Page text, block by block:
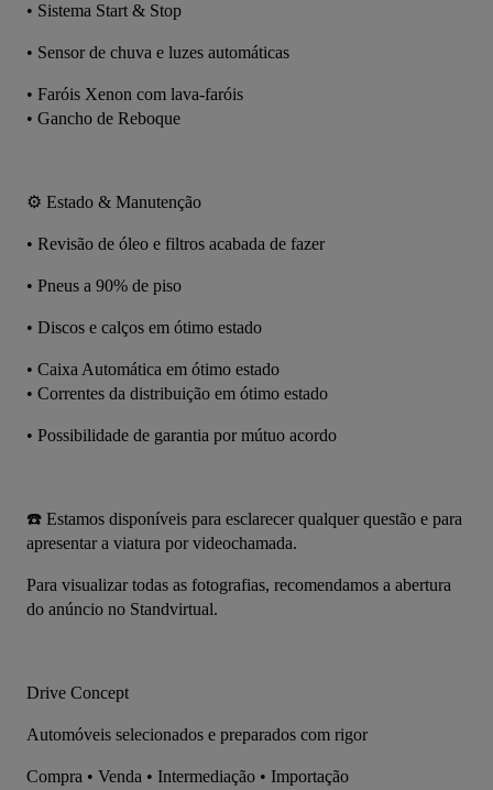
•⁠ ⁠Sistema Start & Stop
•⁠ ⁠Sensor de chuva e luzes automáticas
•⁠ ⁠Faróis Xenon com lava-faróis
•⁠ ⁠Gancho de Reboque
⚙️ Estado & Manutenção
•⁠ ⁠Revisão de óleo e filtros acabada de fazer
•⁠ ⁠Pneus a 90% de piso
•⁠ ⁠Discos e calços em ótimo estado
•⁠ ⁠Caixa Automática em ótimo estado
•⁠ Correntes da distribuição em ótimo estado
•⁠ ⁠Possibilidade de garantia por mútuo acordo
☎️ Estamos disponíveis para esclarecer qualquer questão e para
apresentar a viatura por videochamada.
Para visualizar todas as fotografias, recomendamos a abertura
do anúncio no Standvirtual.
Drive Concept
Automóveis selecionados e preparados com rigor
Compra • Venda • Intermediação • Importação